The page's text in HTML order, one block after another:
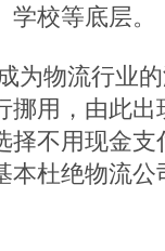
校等底层。
为物流行业
挪用，由此
择不用现金
杜绝物流公